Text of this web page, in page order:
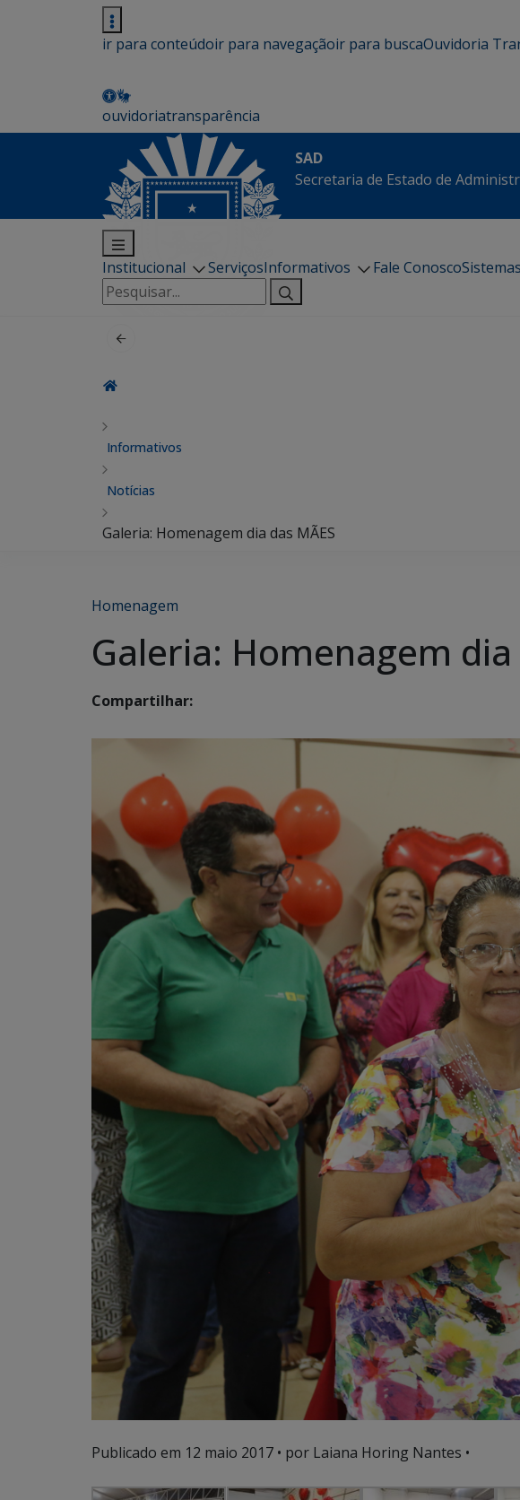
ir para conteúdoir para navegaçãoir para buscaOuvidoria
ouvidoriatransparência
SAD
Secretaria de Estado de
Institucional ServiçosInformativos Fale ConoscoSistemas
Pesquisar
por:
Informativos
Notícias
Galeria: Homenagem dia das MÃES
Homenagem
Galeria: Homenagem dia
Compartilhar:
Publicado em 12 maio 2017 • por Laiana Horing Nantes •